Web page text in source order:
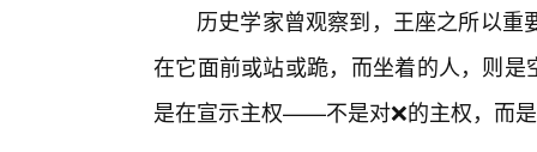
历史学家曾观察到，王座之所以
在它面前或站或跪，而坐着的人，则
是在宣示主权——不是对❌的主权，而是